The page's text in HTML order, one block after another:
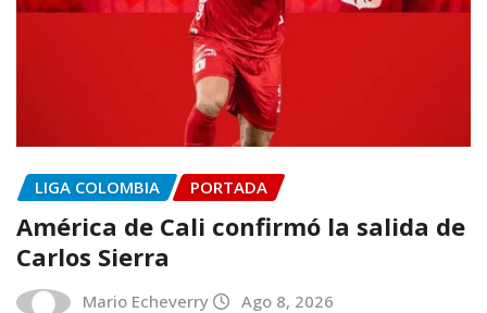
LIGA COLOMBIA PORTADA
América de Cali confirmó la salida de
Carlos Sierra
Mario Echeverry Ago 8, 2026